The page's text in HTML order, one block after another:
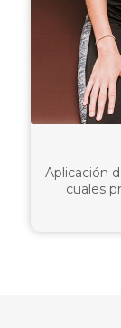
Aplicación
cuales